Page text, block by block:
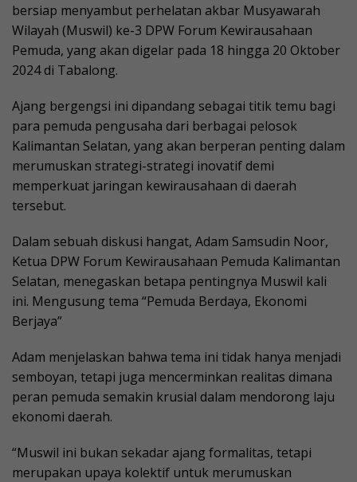
bersiap menyambut perhelatan akbar Musyawarah
Wilayah (Muswil) ke-3 DPW Forum Kewirausahaan
Pemuda, yang akan digelar pada 18 hingga 20 Oktober
2024 di Tabalong.
Ajang bergengsi ini dipandang sebagai titik temu bagi
para pemuda pengusaha dari berbagai pelosok
Kalimantan Selatan, yang akan berperan penting dalam
merumuskan strategi-strategi inovatif demi
memperkuat jaringan kewirausahaan di daerah
tersebut.
Dalam sebuah diskusi hangat, Adam Samsudin Noor,
Ketua DPW Forum Kewirausahaan Pemuda Kalimantan
Selatan, menegaskan betapa pentingnya Muswil kali
ini. Mengusung tema “Pemuda Berdaya, Ekonomi
Berjaya”
Adam menjelaskan bahwa tema ini tidak hanya menjadi
semboyan, tetapi juga mencerminkan realitas dimana
peran pemuda semakin krusial dalam mendorong laju
ekonomi daerah.
“Muswil ini bukan sekadar ajang formalitas, tetapi
merupakan upaya kolektif untuk merumuskan